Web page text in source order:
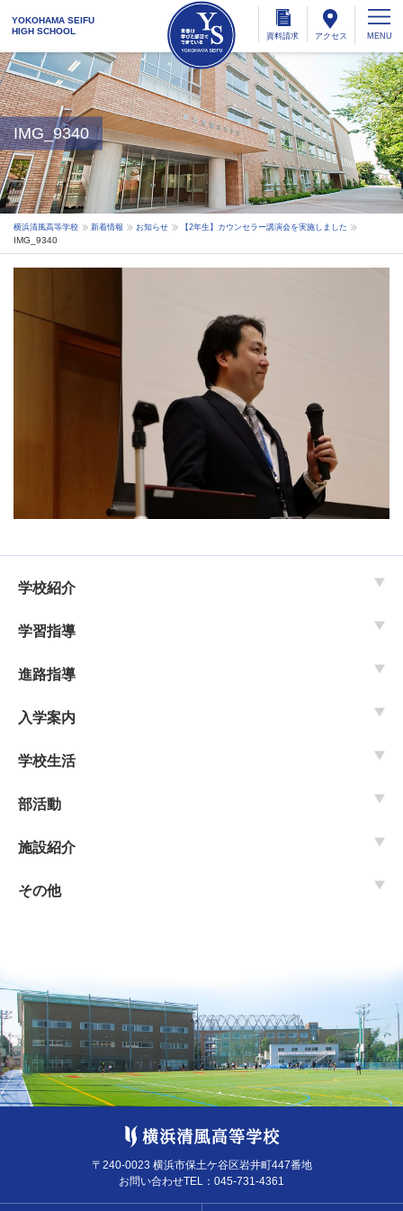
YOKOHAMA SEIFU
HIGH SCHOOL
資料請求 アクセス
IMG_9340
横浜清風高等学校 新着情報 お知らせ 【2年生】カウンセラー講演会を実施しました
IMG_9340
学校紹介
学習指導
進路指導
入学案内
学校生活
部活動
施設紹介
その他
〒240-0023 横浜市保土ケ谷区岩井町447番地
お問い合わせTEL： 045-731-4361